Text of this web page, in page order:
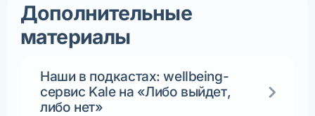
Дополнительные
материалы
Наши в подкастах: wellbeing-
сервис Kale на «Либо выйдет,
либо нет»